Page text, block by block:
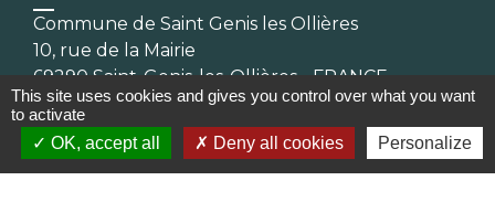
Commune de Saint Genis les Ollières
10, rue de la Mairie
69290 Saint-Genis-les-Ollières - FRANCE
+33 4 78 57 05 55
Contact par formulaire
This site uses cookies and gives you control over what you want
to activate
OK, accept all
Deny all cookies Personalize